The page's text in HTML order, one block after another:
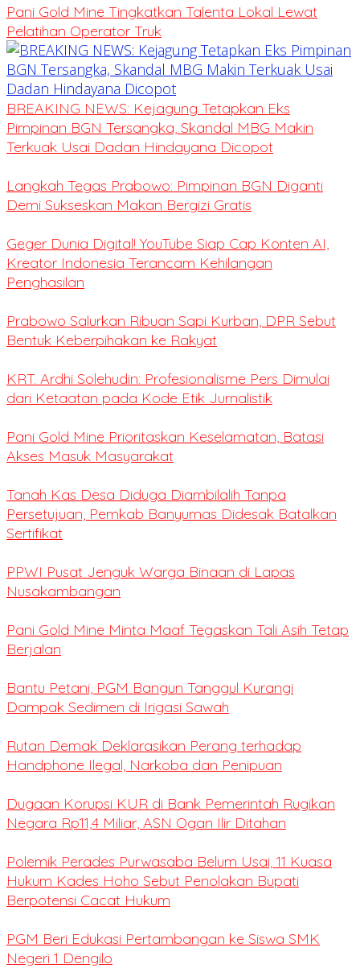
Pani Gold Mine Tingkatkan Talenta Lokal Lewat
Pelatihan Operator Truk
BREAKING NEWS: Kejagung Tetapkan Eks
Pimpinan BGN Tersangka, Skandal MBG Makin
Terkuak Usai Dadan Hindayana Dicopot
Langkah Tegas Prabowo: Pimpinan BGN Diganti
Demi Sukseskan Makan Bergizi Gratis
Geger Dunia Digital! YouTube Siap Cap Konten AI,
Kreator Indonesia Terancam Kehilangan
Penghasilan
Prabowo Salurkan Ribuan Sapi Kurban, DPR Sebut
Bentuk Keberpihakan ke Rakyat
KRT. Ardhi Solehudin: Profesionalisme Pers Dimulai
dari Ketaatan pada Kode Etik Jurnalistik
Pani Gold Mine Prioritaskan Keselamatan, Batasi
Akses Masuk Masyarakat
Tanah Kas Desa Diduga Diambilalih Tanpa
Persetujuan, Pemkab Banyumas Didesak Batalkan
Sertifikat
PPWI Pusat Jenguk Warga Binaan di Lapas
Nusakambangan
Pani Gold Mine Minta Maaf Tegaskan Tali Asih Tetap
Berjalan
Bantu Petani, PGM Bangun Tanggul Kurangi
Dampak Sedimen di Irigasi Sawah
Rutan Demak Deklarasikan Perang terhadap
Handphone Ilegal, Narkoba dan Penipuan
Dugaan Korupsi KUR di Bank Pemerintah Rugikan
Negara Rp11,4 Miliar, ASN Ogan Ilir Ditahan
Polemik Perades Purwasaba Belum Usai, 11 Kuasa
Hukum Kades Hoho Sebut Penolakan Bupati
Berpotensi Cacat Hukum
PGM Beri Edukasi Pertambangan ke Siswa SMK
Negeri 1 Dengilo